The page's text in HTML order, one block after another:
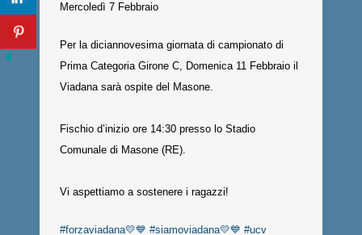
Mercoledì 7 Febbraio
Per la diciannovesima giornata di campionato di
Prima Categoria Girone C, Domenica 11 Febbraio il
Viadana sarà ospite del Masone.
Fischio d’inizio ore 14:30 presso lo Stadio
Comunale di Masone (RE).
Vi aspettiamo a sostenere i ragazzi!
#forzaviadana💛💙 #siamoviadana💛💙 #ucv